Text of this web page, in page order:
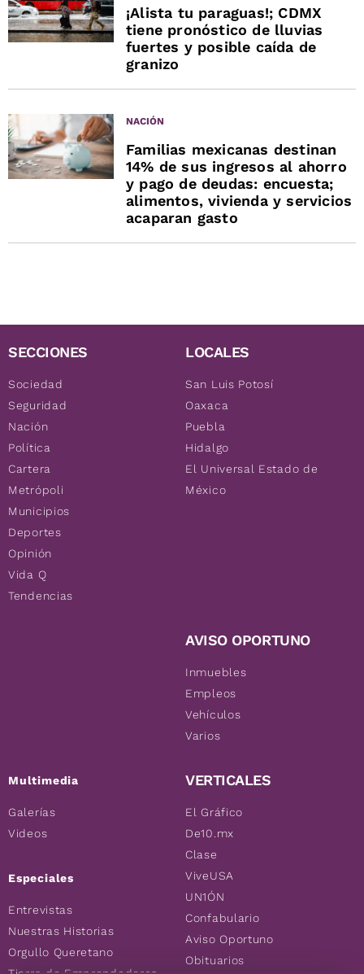
¡Alista tu paraguas!; CDMX
tiene pronóstico de lluvias
fuertes y posible caída de
granizo
NACIÓN
Familias mexicanas destinan
14% de sus ingresos al ahorro
y pago de deudas: encuesta;
alimentos, vivienda y servicios
acaparan gasto
SECCIONES
Sociedad
Seguridad
Nación
Política
Cartera
Metrópoli
Municipios
Deportes
Opinión
Vida Q
Tendencias
Multimedia
Galerías
Videos
Especiales
Entrevistas
Nuestras Historias
Orgullo Queretano
LOCALES
San Luis Potosí
Oaxaca
Puebla
Hidalgo
El Universal Estado de
México
AVISO OPORTUNO
Inmuebles
Empleos
Vehículos
Varios
VERTICALES
El Gráfico
De10.mx
Clase
ViveUSA
UN1ÓN
Confabulario
Aviso Oportuno
Obituarios